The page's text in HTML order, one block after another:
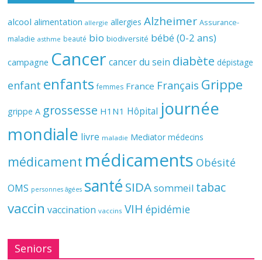
alcool alimentation allergie allergies Alzheimer Assurance-
maladie asthme beauté bio biodiversité bébé (0-2 ans)
campagne Cancer cancer du sein diabète dépistage
enfant enfants femmes France Français Grippe
grippe A grossesse H1N1 Hôpital journée
mondiale livre maladie Mediator médecins
médicament médicaments Obésité
OMS personnes âgées santé SIDAsommeil tabac
vaccin vaccination vaccins VIH épidémie
Seniors